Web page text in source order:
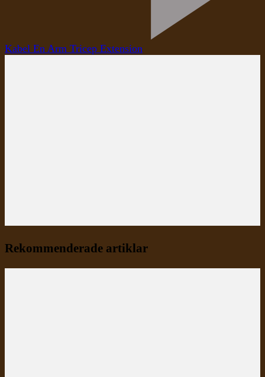
Kabel En Arm Tricep Extension
Rekommenderade artiklar